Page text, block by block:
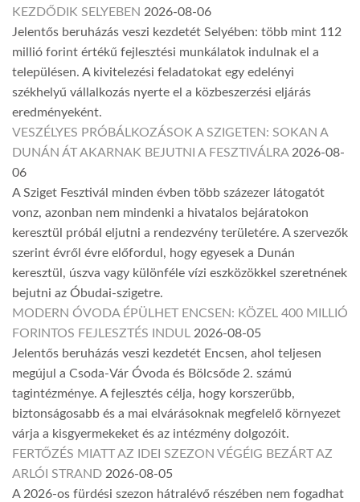
KEZDŐDIK SELYEBEN 2026-08-06
Jelentős beruházás veszi kezdetét Selyében: több mint 112
millió forint értékű fejlesztési munkálatok indulnak el a
településen. A kivitelezési feladatokat egy edelényi
székhelyű vállalkozás nyerte el a közbeszerzési eljárás
eredményeként.
VESZÉLYES PRÓBÁLKOZÁSOK A SZIGETEN: SOKAN A
DUNÁN ÁT AKARNAK BEJUTNI A FESZTIVÁLRA 2026-08-
06
A Sziget Fesztivál minden évben több százezer látogatót
vonz, azonban nem mindenki a hivatalos bejáratokon
keresztül próbál eljutni a rendezvény területére. A szervezők
szerint évről évre előfordul, hogy egyesek a Dunán
keresztül, úszva vagy különféle vízi eszközökkel szeretnének
bejutni az Óbudai-szigetre.
MODERN ÓVODA ÉPÜLHET ENCSEN: KÖZEL 400 MILLIÓ
FORINTOS FEJLESZTÉS INDUL 2026-08-05
Jelentős beruházás veszi kezdetét Encsen, ahol teljesen
megújul a Csoda-Vár Óvoda és Bölcsőde 2. számú
tagintézménye. A fejlesztés célja, hogy korszerűbb,
biztonságosabb és a mai elvárásoknak megfelelő környezet
várja a kisgyermekeket és az intézmény dolgozóit.
FERTŐZÉS MIATT AZ IDEI SZEZON VÉGÉIG BEZÁRT AZ
ARLÓI STRAND 2026-08-05
A 2026-os fürdési szezon hátralévő részében nem fogadhat